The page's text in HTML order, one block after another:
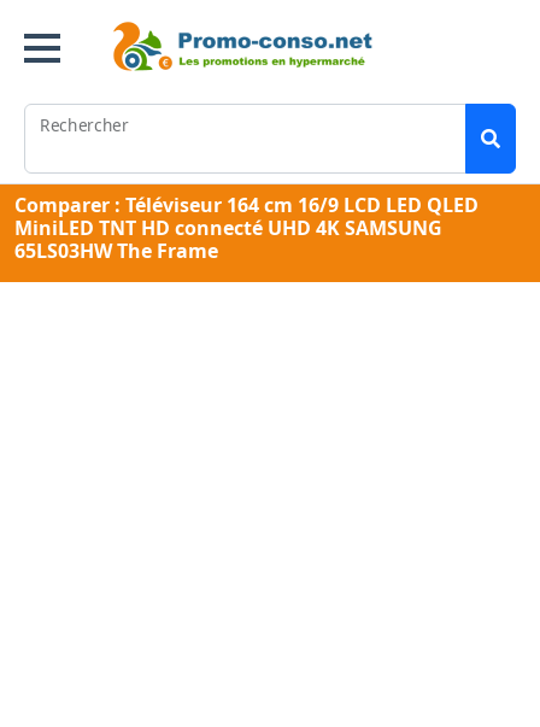
Rechercher
Comparer : Téléviseur 164 cm 16/9 LCD LED QLED
MiniLED TNT HD connecté UHD 4K SAMSUNG
65LS03HW The Frame